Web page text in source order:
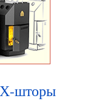
шторы